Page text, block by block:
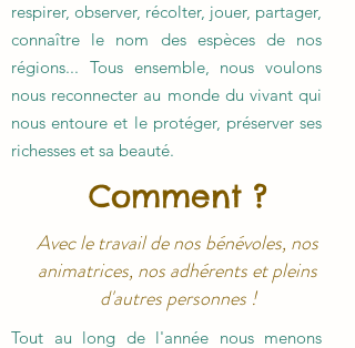
respirer, observer, récolter, jouer, partager,
connaître le nom des espèces de nos
régions... Tous ensemble, nous voulons
nous reconnecter au monde du vivant qui
nous entoure et le protéger, préserver ses
richesses et sa beauté.
Comment ?
Avec le travail de nos bénévoles, nos
animatrices, nos adhérents et pleins
d'autres personnes !
Tout au long de l'année nous menons